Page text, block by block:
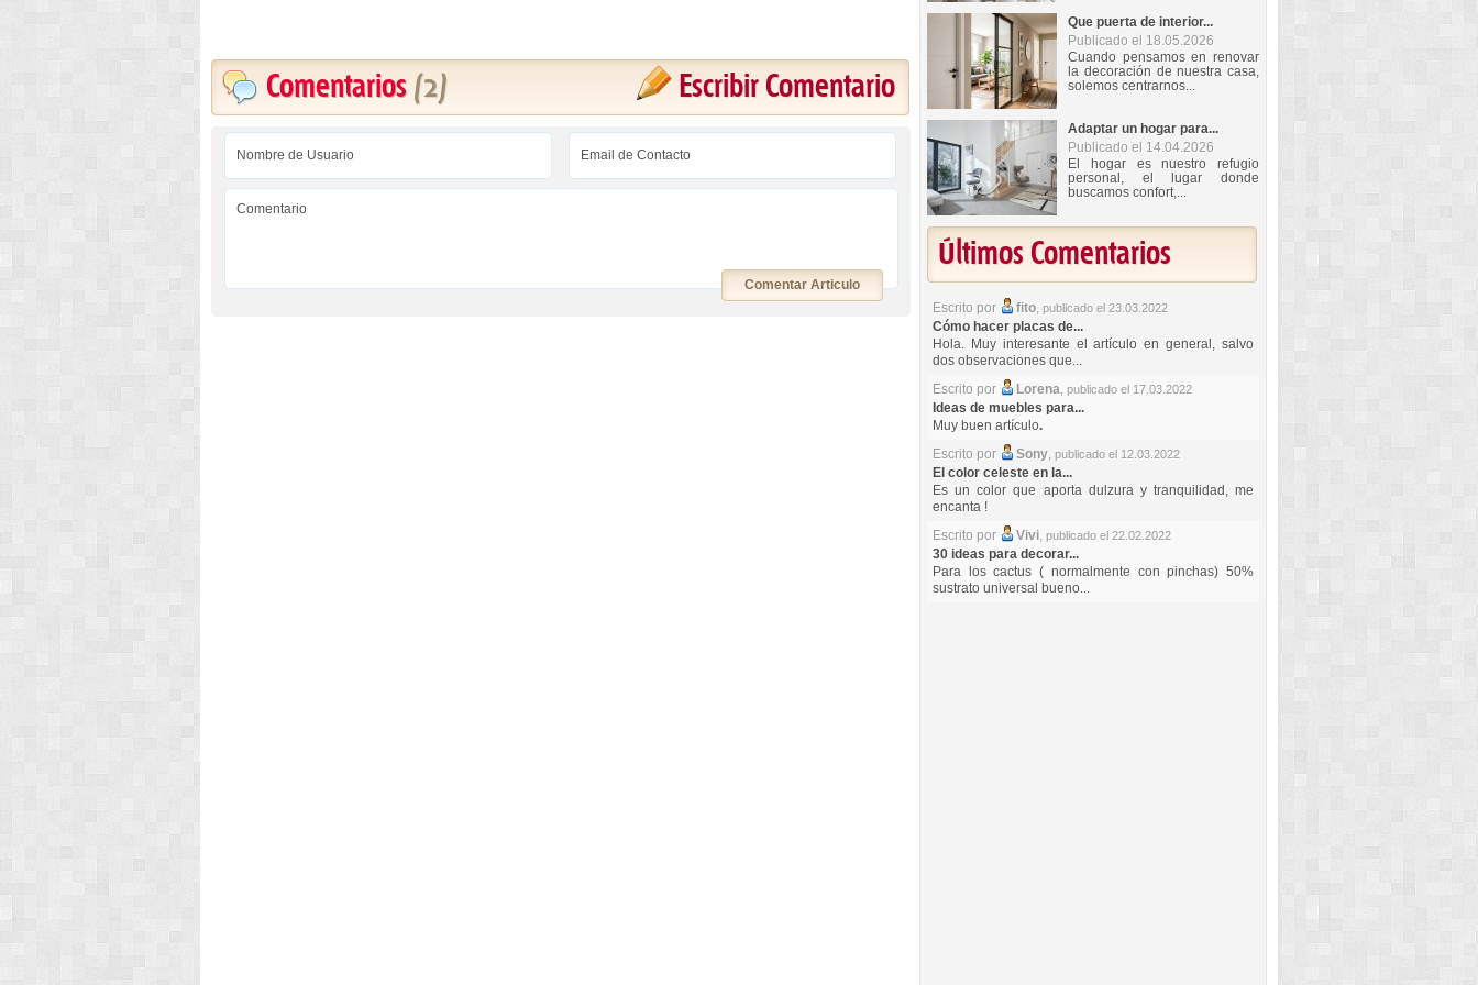
Escribir Comentario
Comentarios (2)
Comentar Articulo
Que puerta de interior...
Publicado el 18.05.2026
Cuando pensamos en renovar
la decoración de nuestra casa,
solemos centrarnos...
Adaptar un hogar para...
Publicado el 14.04.2026
El hogar es nuestro refugio
personal, el lugar donde
buscamos confort,...
Últimos Comentarios
Escrito por fito, publicado el 23.03.2022
Cómo hacer placas de...
Hola. Muy interesante el artículo en general, salvo
dos observaciones que...
Escrito por
Lorena, publicado el 17.03.2022
Ideas de muebles para...
Muy buen artículo.
Escrito por
Sony, publicado el 12.03.2022
El color celeste en la...
Es un color que aporta dulzura y tranquilidad, me
encanta !
Escrito por
Vivi, publicado el 22.02.2022
30 ideas para decorar...
Para los cactus ( normalmente con pinchas) 50%
sustrato universal bueno...